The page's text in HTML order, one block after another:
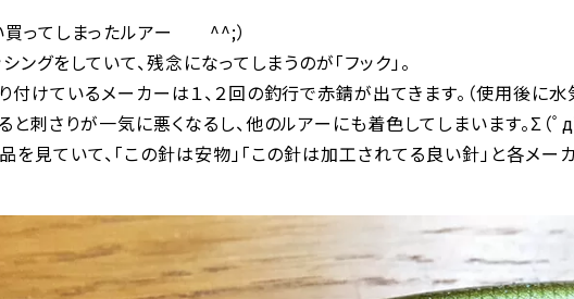
買ってしまったルアー ^^;）
ングをしていて、残念になってしまうのが「フック」。
付けているメーカーは１、２回の釣行で赤錆が出てきます。（使用後に水
と刺さりが一気に悪くなるし、他のルアーにも着色してしまいます。Σ（ﾟ
を見ていて、「この針は安物」「この針は加工されてる良い針」と各メー